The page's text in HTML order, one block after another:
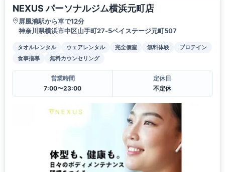
NEXUS パーソナルジム横浜元町店
屏風浦駅から車で12分
神奈川県横浜市中区山手町27‐5ベイステージ元町507
タオルレンタル ウェアレンタル 完全個室 無料体験
プロテイン
食事指導
無料カウンセリング
営業時間
7:00〜23:00
定休日
不定休